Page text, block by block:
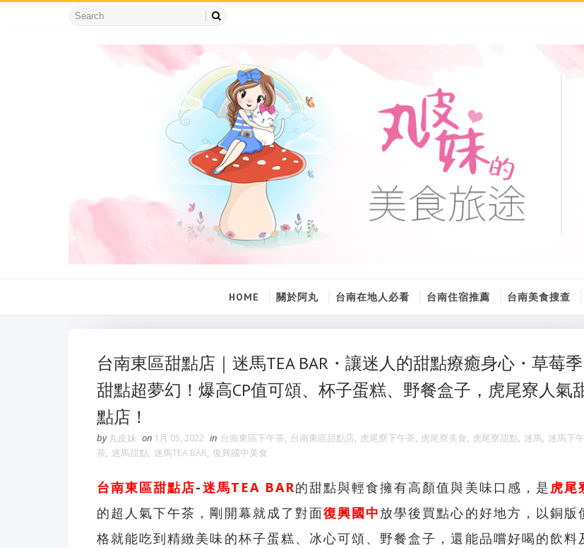
HOME 關於阿丸 台南在地人必看 台南住宿推薦 台南美食搜查
台南東區甜點店｜迷馬TEA BAR・讓迷人的甜點療癒身心・草莓季
甜點超夢幻！爆高CP值可頌、杯子蛋糕、野餐盒子，虎尾寮人氣
點店！
by 丸皮妹 on 1月 05, 2022 in 台南東區下午茶, 台南東區甜點店, 虎尾寮下午茶, 虎尾寮美食, 虎尾寮甜點, 迷馬, 迷馬下午
茶, 迷馬甜點, 迷馬TEA BAR, 復興國中美食
台南東區甜點店-迷馬TEA BAR的甜點與輕食擁有高顏值與美味口感，是虎尾
的超人氣下午茶，剛開幕就成了對面復興國中放學後買點心的好地方，以銅版
格就能吃到精緻美味的杯子蛋糕、冰心可頌、野餐盒子，還能品嚐好喝的飲料